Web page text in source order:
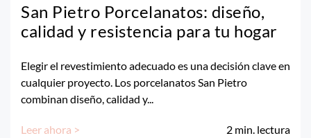
San Pietro Porcelanatos: diseño,
calidad y resistencia para tu hogar
Elegir el revestimiento adecuado es una decisión clave en
cualquier proyecto. Los porcelanatos San Pietro
combinan diseño, calidad y...
Leer ahora > 2 min. lectura